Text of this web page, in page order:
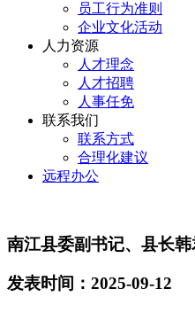
员工行为准则
企业文化活动
人力资源
人才理念
人才招聘
人事任免
联系我们
联系方式
合理化建议
远程办公
南江县委副书记、县长
发表时间：2025-09-12